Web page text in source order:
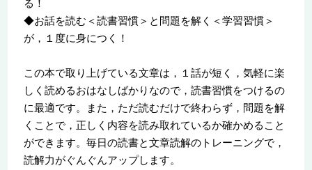
る！
◆お話を読む＜読書習慣＞と問題を解く＜学習習慣＞
が，１度に身につく！
この本で取り上げている文章は，１話が短く，気軽に楽
しく読めるおはなしばかりなので，読書習慣をつけるの
に最適です。また，ただ読むだけで終わらず，問題を解
くことで，正しく内容を読み取れているか確かめること
ができます。毎日の読書と文章読解のトレーニングで，
読解力がぐんぐんアップします。